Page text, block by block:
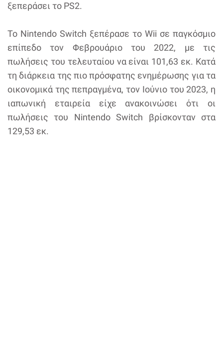
ξεπεράσει το PS2.
Το Nintendo Switch ξεπέρασε το Wii σε παγκόσμιο
επίπεδο τον Φεβρουάριο του 2022, με τις
πωλήσεις του τελευταίου να είναι 101,63 εκ. Κατά
τη διάρκεια της πιο πρόσφατης ενημέρωσης για τα
οικονομικά της πεπραγμένα, τον Ιούνιο του 2023, η
ιαπωνική εταιρεία είχε ανακοινώσει ότι οι
πωλήσεις του Nintendo Switch βρίσκονταν στα
129,53 εκ.